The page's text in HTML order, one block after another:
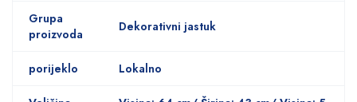
Grupa
proizvoda
Dekorativni jastuk
porijeklo Lokalno